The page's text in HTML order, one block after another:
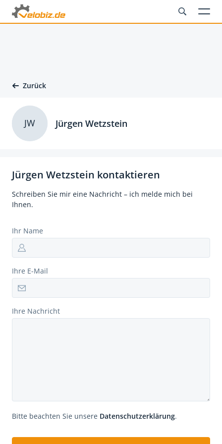
Zurück
Jürgen Wetzstein kontaktieren
Schreiben Sie mir eine Nachricht – ich melde mich bei
Ihnen.
Ihr Name
Ihre E-Mail
Ihre Nachricht
Bitte beachten Sie unsere Datenschutzerklärung.
JW Jürgen Wetzstein